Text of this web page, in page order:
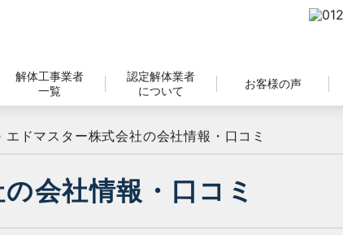
解体工事業者
一覧
認定解体業者
について
お客様の声
エドマスター株式会社の会社情報・口コミ
会社情報・口コミ